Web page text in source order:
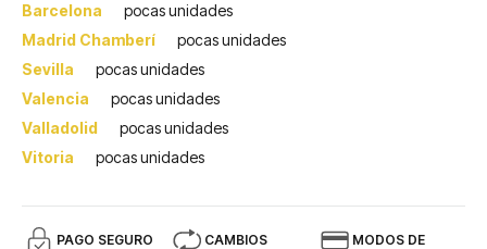
Barcelona
pocas unidades
Madrid Chamberí
pocas unidades
Sevilla
pocas unidades
Valencia
pocas unidades
Valladolid
pocas unidades
Vitoria
pocas unidades
PAGO SEGURO CAMBIOS MODOS DE